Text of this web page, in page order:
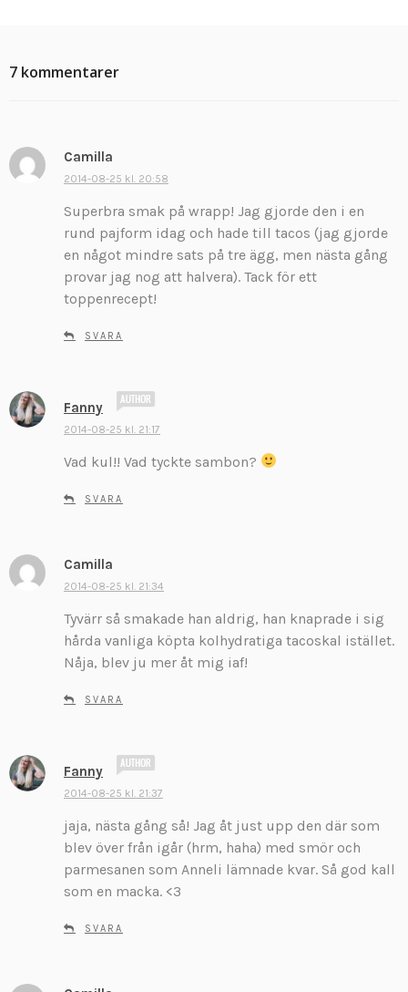
7 kommentarer
Camilla
k
i
v
e
r
:
2014-08-25 kl. 20:58
Superbra smak på wrapp! Jag gjorde den i en
rund pajform idag och hade till tacos (jag gjorde
en något mindre sats på tre ägg, men nästa gång
provar jag nog att halvera). Tack för ett
toppenrecept!
SVARA
Fanny
i
2014-08-25 kl. 21:17
Vad kul!! Vad tyckte sambon?
SVARA
Camilla
k
i
v
e
:
2014-08-25 kl. 21:34
Tyvärr så smakade han aldrig, han knaprade i sig
hårda vanliga köpta kolhydratiga tacoskal istället.
Nåja, blev ju mer åt mig iaf!
SVARA
Fanny
i
v
e
2014-08-25 kl. 21:37
jaja, nästa gång så! Jag åt just upp den där som
blev över från igår (hrm, haha) med smör och
parmesanen som Anneli lämnade kvar. Så god kall
som en macka. <3
SVARA